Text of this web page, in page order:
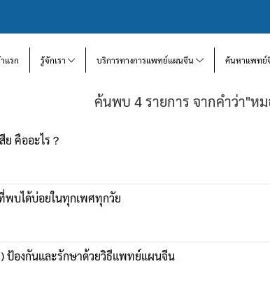
แรก รู้จักเรา บริการทางการแพทย์แผนจีน ค้นหาแพทย์
ค้นพบ 4 รายการ จากคำว่า"ห
ย คืออะไร？
บได้บ่อยในทุกเพศทุกวัย
ป้องกันและรักษาด้วยวิธีแพทย์แผนจีน